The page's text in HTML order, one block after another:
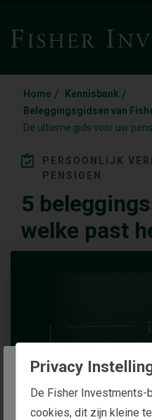
The website you
intended for
Home / Kennisbank /
Beleggingsgidsen van
De ultieme gids voor uw
PERSOONLIJK
PENSIOEN
5
welke past
Privacy
De Fisher Investments-
cookies, dit zijn kleine